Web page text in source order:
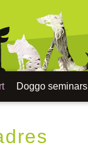
Doggo seminars